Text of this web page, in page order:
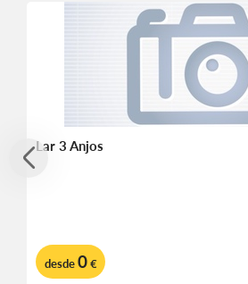
Lar 3 Anjos
desde0€